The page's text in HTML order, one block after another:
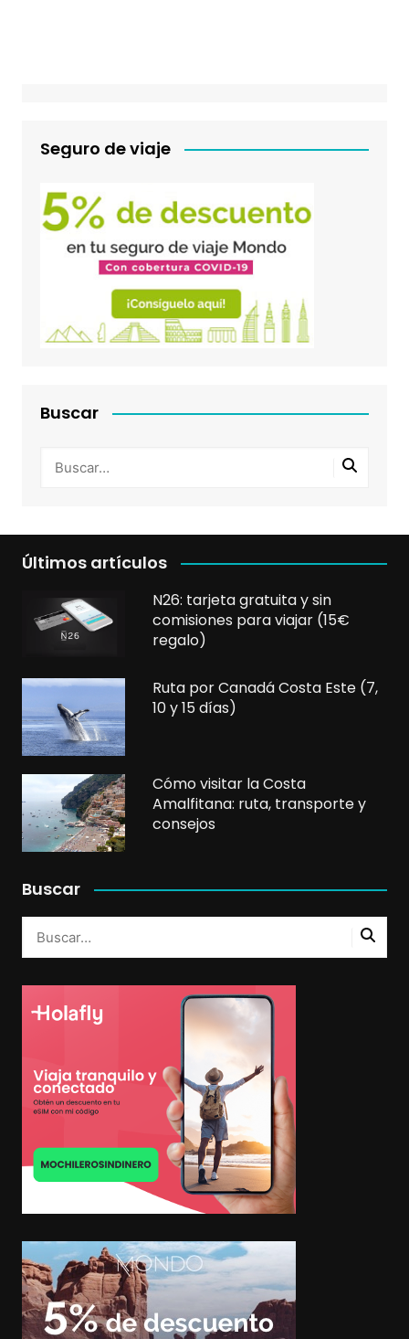
Seguro de viaje
Buscar
Últimos artículos
N26: tarjeta gratuita y sin
comisiones para viajar (15€
regalo)
Ruta por Canadá Costa Este (7,
10 y 15 días)
Cómo visitar la Costa
Amalfitana: ruta, transporte y
consejos
Buscar